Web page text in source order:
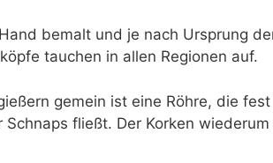
bemalt und je nach Ursprung
tauchen in allen Regionen auf.
gemein ist eine Röhre, die
fließt. Der Korken